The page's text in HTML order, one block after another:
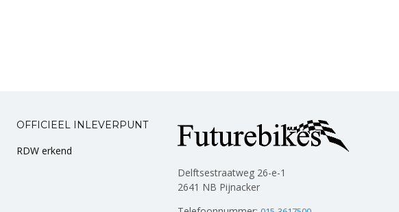
OFFICIEEL INLEVERPUNT
RDW erkend
Delftsestraatweg 26-e-1
2641 NB Pijnacker